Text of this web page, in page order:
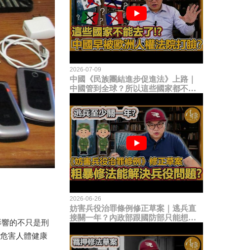
的不只是刑
害人體健康
2026-07-09
中國《民族團結進步促進法》上路｜
中國管到全球？所以這些國家都不能
臉？
2026-06-26
妨害兵役治罪條例修正草案｜逃兵直
接關一年？內政部跟國防部只能想到
題？